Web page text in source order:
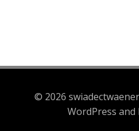
© 2026
WordPress and